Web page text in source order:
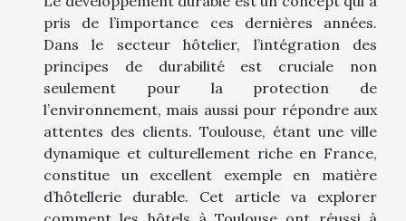
pris de l’importance ces dernières années.
Dans le secteur hôtelier, l’intégration des
principes de durabilité est cruciale non
seulement pour la protection de
l’environnement, mais aussi pour répondre aux
attentes des clients. Toulouse, étant une ville
dynamique et culturellement riche en France,
constitue un excellent exemple en matière
d’hôtellerie durable. Cet article va explorer